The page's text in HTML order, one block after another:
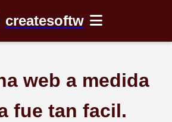
createsoftw
web a medida
fue tan facil.